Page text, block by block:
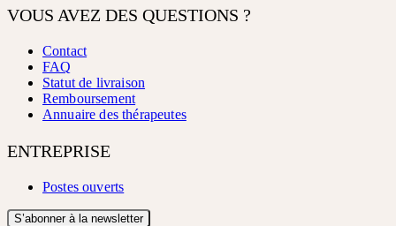
VOUS AVEZ DES QUESTIONS ?
Contact
FAQ
Statut de livraison
Remboursement
Annuaire des thérapeutes
ENTREPRISE
Postes ouverts
S’abonner à la newsletter